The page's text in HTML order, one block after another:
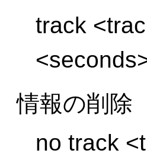
track
情報の削除
no track